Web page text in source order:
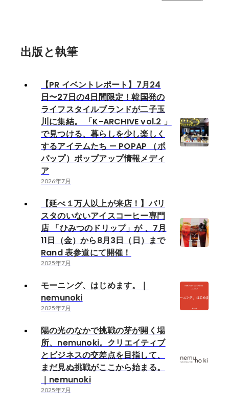
出版と執筆
【PR イベントレポート】7月24
日〜27日の4日間限定！韓国発の
ライフスタイルブランドが二子玉
川に集結。 「K-ARCHIVE vol.2 」
で見つける、暮らしを少し楽しく
するアイテムたち — POPAP （ポ
パップ）ポップアップ情報メディ
ア
2026年7月
【延べ１万人以上が来店！】バリ
スタのいないアイスコーヒー専門
店 「ひみつのドリップ」が 、7月
11日（金）から8月3日（日）まで
Rand 表参道にて開催！
2025年7月
モーニング、はじめます。｜
nemunoki
2025年7月
陽の光のなかで挑戦の芽が開く場
所、nemunoki。クリエイティブ
とビジネスの交差点を目指して、
まだ見ぬ挑戦がここから始まる。
｜nemunoki
2025年7月